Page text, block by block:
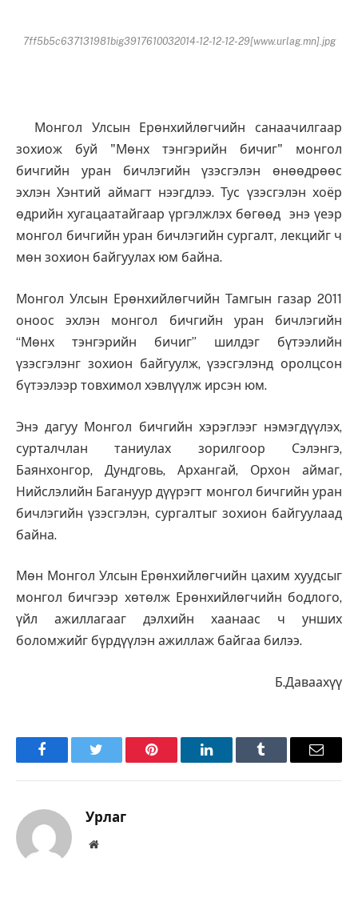
7ff5b5c637131981big3917610032014-12-12-12-29[www.urlag.mn].jpg
Монгол Улсын Ерөнхийлөгчийн санаачилгаар
зохиож буй "Мөнх тэнгэрийн бичиг" монгол
бичгийн уран бичлэгийн үзэсгэлэн өнөөдрөөс
эхлэн Хэнтий аймагт нээгдлээ. Тус үзэсгэлэн хоёр
өдрийн хугацаатайгаар үргэлжлэх бөгөөд энэ үеэр
монгол бичгийн уран бичлэгийн сургалт, лекцийг ч
мөн зохион байгуулах юм байна.
Монгол Улсын Ерөнхийлөгчийн Тамгын газар 2011
оноос эхлэн монгол бичгийн уран бичлэгийн
“Мөнх тэнгэрийн бичиг” шилдэг бүтээлийн
үзэсгэлэнг зохион байгуулж, үзэсгэлэнд оролцсон
бүтээлээр товхимол хэвлүүлж ирсэн юм.
Энэ дагуу Монгол бичгийн хэрэглээг нэмэгдүүлэх,
сурталчлан таниулах зорилгоор Сэлэнгэ,
Баянхонгор, Дундговь, Архангай, Орхон аймаг,
Нийслэлийн Багануур дүүрэгт монгол бичгийн уран
бичлэгийн үзэсгэлэн, сургалтыг зохион байгуулаад
байна.
Мөн Монгол Улсын Ерөнхийлөгчийн цахим хуудсыг
монгол бичгээр хөтөлж Ерөнхийлөгчийн бодлого,
үйл ажиллагааг дэлхийн хаанаас ч унших
боломжийг бүрдүүлэн ажиллаж байгаа билээ.
Б.Даваахүү
FacebookTwitter Pinterest LinkedInTumblr Имэйл
Урлаг
Вэбсайт